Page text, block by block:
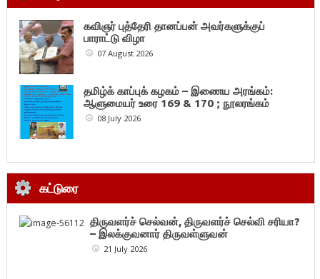
கவிஞர் புத்தேரி தானப்பன் அவர்களுக்குப்
பாராட்டு விழா
07 August 2026
தமிழ்க் காப்புக் கழகம் – இணைய அரங்கம்:
ஆளுமையர் உரை 169 & 170 ; நூலரங்கம்
08 July 2026
கட்டுரை
திருவளர்ச் செல்வன், திருவளர்ச் செல்வி சரியா?
– இலக்குவனார் திருவள்ளுவன்
21 July 2026